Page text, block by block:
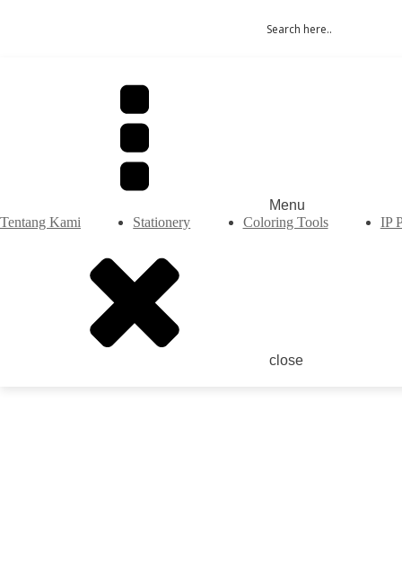
Menu
Tentang Kami
Stationery Coloring Tools IP
close